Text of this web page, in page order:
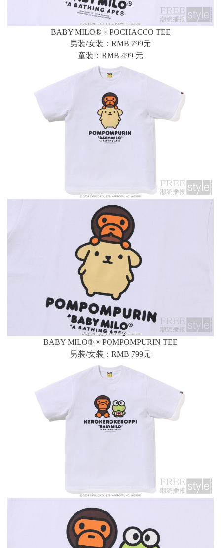
BABY MILO® × POCHACCO TEE
男装/女装：RMB 799元
童装：RMB 499 元
BABY MILO® × POMPOMPURIN TEE
男装/女装：RMB 799元